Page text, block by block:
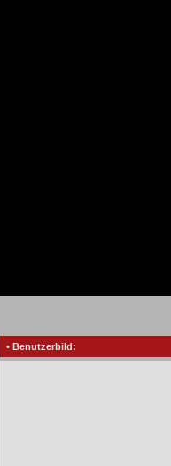
• Benutzerbild: